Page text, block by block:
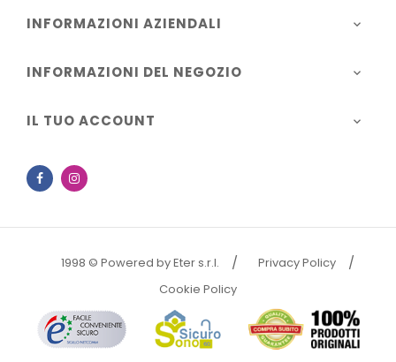
INFORMAZIONI AZIENDALI 
INFORMAZIONI DEL NEGOZIO 
IL TUO ACCOUNT 
Facebook
1998 © Powered by Eter s.r.l.
Privacy Policy
Cookie Policy